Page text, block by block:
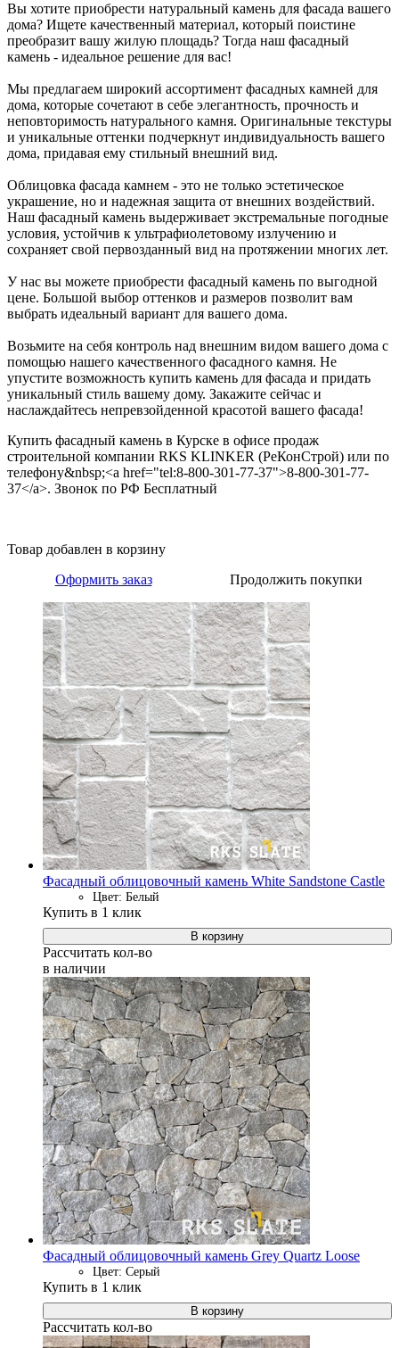
Вы хотите приобрести натуральный камень для фасада вашего
дома? Ищете качественный материал, который поистине
преобразит вашу жилую площадь? Тогда наш фасадный
камень - идеальное решение для вас!
Мы предлагаем широкий ассортимент фасадных камней для
дома, которые сочетают в себе элегантность, прочность и
неповторимость натурального камня. Оригинальные текстуры
и уникальные оттенки подчеркнут индивидуальность вашего
дома, придавая ему стильный внешний вид.
Облицовка фасада камнем - это не только эстетическое
украшение, но и надежная защита от внешних воздействий.
Наш фасадный камень выдерживает экстремальные погодные
условия, устойчив к ультрафиолетовому излучению и
сохраняет свой первозданный вид на протяжении многих лет.
У нас вы можете приобрести фасадный камень по выгодной
цене. Большой выбор оттенков и размеров позволит вам
выбрать идеальный вариант для вашего дома.
Возьмите на себя контроль над внешним видом вашего дома с
помощью нашего качественного фасадного камня. Не
упустите возможность купить камень для фасада и придать
уникальный стиль вашему дому. Закажите сейчас и
наслаждайтесь непревзойденной красотой вашего фасада!
Купить фасадный камень в Курске в офисе продаж
строительной компании RKS KLINKER (РеКонСтрой) или по
телефону&nbsp;<a href="tel:8-800-301-77-37">8-800-301-77-
37</a>. Звонок по РФ Бесплатный
Товар добавлен в корзину
Оформить заказ
Продолжить покупки
Фасадный облицовочный камень White Sandstone Castle
Цвет: Белый
Купить в 1 клик
В корзину
Рассчитать кол-во
в наличии
Фасадный облицовочный камень Grey Quartz Loose
Цвет: Серый
Купить в 1 клик
В корзину
Рассчитать кол-во